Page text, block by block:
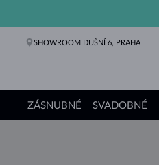
SHOWROOM DUŠNÍ 6, PRAHA
ZÁSNUBNÉ SVADOBNÉ